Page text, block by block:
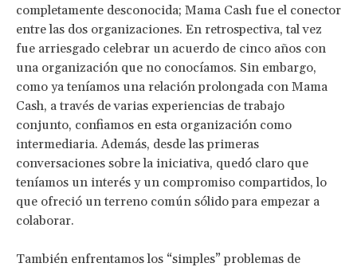
completamente desconocida; Mama Cash fue el conector
entre las dos organizaciones. En retrospectiva, tal vez
fue arriesgado celebrar un acuerdo de cinco años con
una organización que no conocíamos. Sin embargo,
como ya teníamos una relación prolongada con Mama
Cash, a través de varias experiencias de trabajo
conjunto, confiamos en esta organización como
intermediaria. Además, desde las primeras
conversaciones sobre la iniciativa, quedó claro que
teníamos un interés y un compromiso compartidos, lo
que ofreció un terreno común sólido para empezar a
colaborar.
También enfrentamos los “simples” problemas de